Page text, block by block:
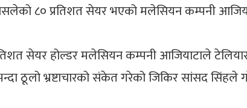
८० प्रतिशत सेयर भएको मलेसियन कम्पनी
सेयर होल्डर मलेसियन कम्पनी आजियाटाले
ठूलो भ्रष्टाचारको संकेत गरेको जिकिर सांसद सिंहले